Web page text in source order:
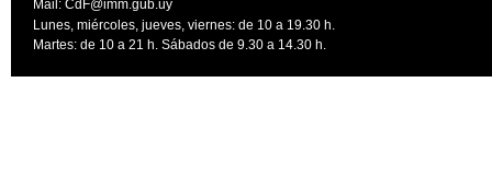
Mail: CdF@imm.gub.uy
Lunes, miércoles, jueves, viernes: de 10 a 19.30 h.
Martes: de 10 a 21 h. Sábados de 9.30 a 14.30 h.